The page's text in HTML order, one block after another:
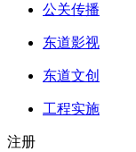
公关传播
东道影视
东道文创
工程实施
注册